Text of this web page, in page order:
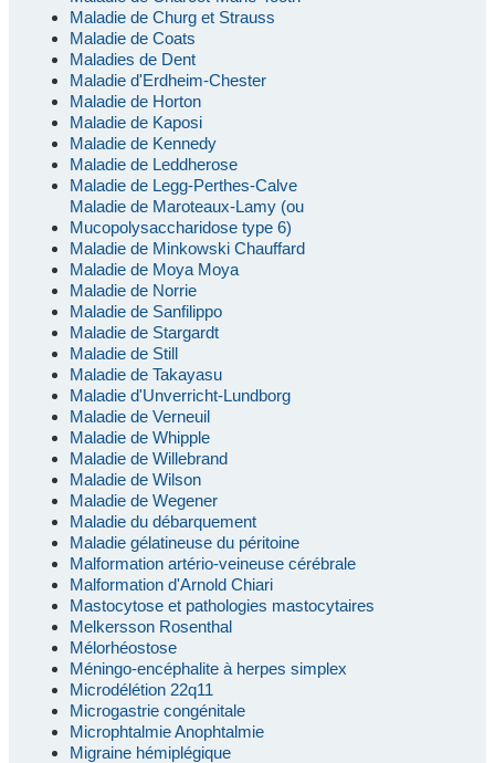
Maladie de Churg et Strauss
Maladie de Coats
Maladies de Dent
Maladie d'Erdheim-Chester
Maladie de Horton
Maladie de Kaposi
Maladie de Kennedy
Maladie de Leddherose
Maladie de Legg-Perthes-Calve
Maladie de Maroteaux-Lamy (ou
Mucopolysaccharidose type 6)
Maladie de Minkowski Chauffard
Maladie de Moya Moya
Maladie de Norrie
Maladie de Sanfilippo
Maladie de Stargardt
Maladie de Still
Maladie de Takayasu
Maladie d'Unverricht-Lundborg
Maladie de Verneuil
Maladie de Whipple
Maladie de Willebrand
Maladie de Wilson
Maladie de Wegener
Maladie du débarquement
Maladie gélatineuse du péritoine
Malformation artério-veineuse cérébrale
Malformation d'Arnold Chiari
Mastocytose et pathologies mastocytaires
Melkersson Rosenthal
Mélorhéostose
Méningo-encéphalite à herpes simplex
Microdélétion 22q11
Microgastrie congénitale
Microphtalmie Anophtalmie
Migraine hémiplégique